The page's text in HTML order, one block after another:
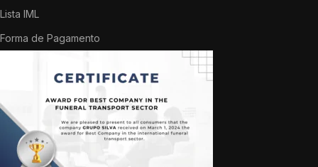
Lista IML
Forma de Pagamento